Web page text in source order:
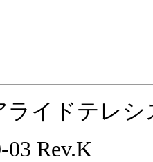
ライドテレ
03 Rev.K